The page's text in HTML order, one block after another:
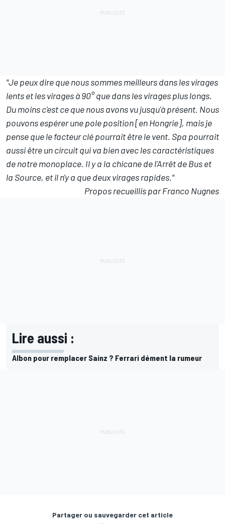
"Je peux dire que nous sommes meilleurs dans les virages
lents et les virages à 90° que dans les virages plus longs.
Du moins c'est ce que nous avons vu jusqu'à présent. Nous
pouvons espérer une pole position [en Hongrie], mais je
pense que le facteur clé pourrait être le vent. Spa pourrait
aussi être un circuit qui va bien avec les caractéristiques
de notre monoplace. Il y a la chicane de l'Arrêt de Bus et
la Source, et il n'y a que deux virages rapides."
Propos recueillis par Franco Nugnes
Lire aussi :
Albon pour remplacer Sainz ? Ferrari dément la rumeur
Partager ou sauvegarder cet article